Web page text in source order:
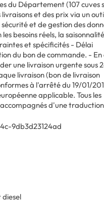
du Département (107 cuves
livraisons et des prix via un
et de gestion des
besoins réels, la
et spécificités - Délai
du bon de commande. - En
une livraison urgente sous
livraison (bon de livraison
à l'arrêté du 19/01/
applicable. Tous les
d'une traduction
9db3d23124ad